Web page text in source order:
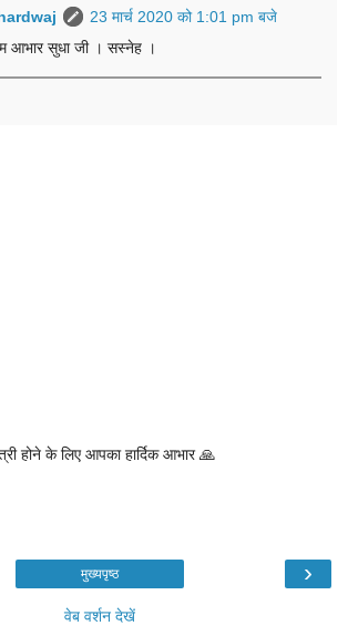
23 मार्च 2020 को 1:01 pm बजे
आभार सुधा जी । सस्नेह ।
होने के लिए आपका हार्दिक आभार 🙏
›
मुख्यपृष्ठ
वेब वर्शन देखें